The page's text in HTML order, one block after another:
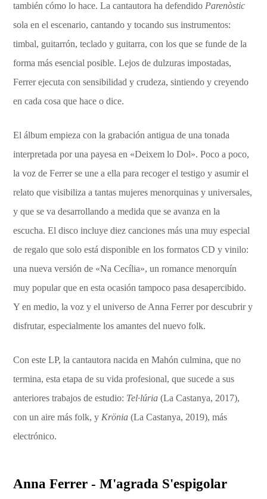
también cómo lo hace. La cantautora ha defendido Parenòstic
sola en el escenario, cantando y tocando sus instrumentos:
timbal, guitarrón, teclado y guitarra, con los que se funde de la
forma más esencial posible. Lejos de dulzuras impostadas,
Ferrer ejecuta con sensibilidad y crudeza, sintiendo y creyendo
en cada cosa que hace o dice.
El álbum empieza con la grabación antigua de una tonada
interpretada por una payesa en «Deixem lo Dol». Poco a poco,
la voz de Ferrer se une a ella para recoger el testigo y asumir el
relato que visibiliza a tantas mujeres menorquinas y universales,
y que se va desarrollando a medida que se avanza en la
escucha. El disco incluye diez canciones más una muy especial
de regalo que solo está disponible en los formatos CD y vinilo:
una nueva versión de «Na Cecília», un romance menorquín
muy popular que en esta ocasión tampoco pasa desapercibido.
Y en medio, la voz y el universo de Anna Ferrer por descubrir y
disfrutar, especialmente los amantes del nuevo folk.
Con este LP, la cantautora nacida en Mahón culmina, que no
termina, esta etapa de su vida profesional, que sucede a sus
anteriores trabajos de estudio: Tel·lúria (La Castanya, 2017),
con un aire más folk, y Krönia (La Castanya, 2019), más
electrónico.
Anna Ferrer - M'agrada S'espigolar